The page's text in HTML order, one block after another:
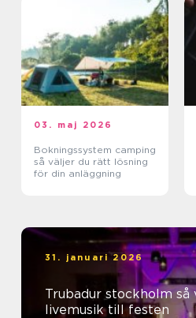
03. maj 2026
Bokningssystem camping
så väljer du rätt lösning
för din anläggning
31. januari 2026
Trubadur stockholm så väljer du rätt
livemusik till festen